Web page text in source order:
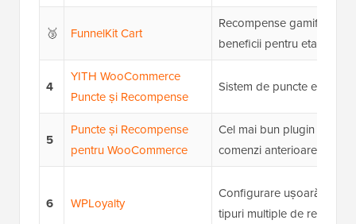
🥉 FunnelKit Cart
Recompense gamificate
beneficii pentru etape
4
YITH WooCommerce
Puncte și Recompense
Sistem de puncte extrem
5
Puncte și Recompense
pentru WooCommerce
Cel mai bun plugin
comenzi anterioare și
6 WPLoyalty
Configurare ușoară,
tipuri multiple de